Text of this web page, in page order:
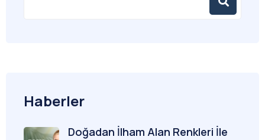
Haberler
Doğadan İlham Alan Renkleri İle